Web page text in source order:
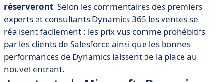
réserveront. Selon les commentaires des premiers
experts et consultants Dynamics 365 les ventes se
réalisent facilement : les prix vus comme prohébitifs
par les clients de Salesforce ainsi que les bonnes
performances de Dynamics laissent de la place au
nouvel entrant.